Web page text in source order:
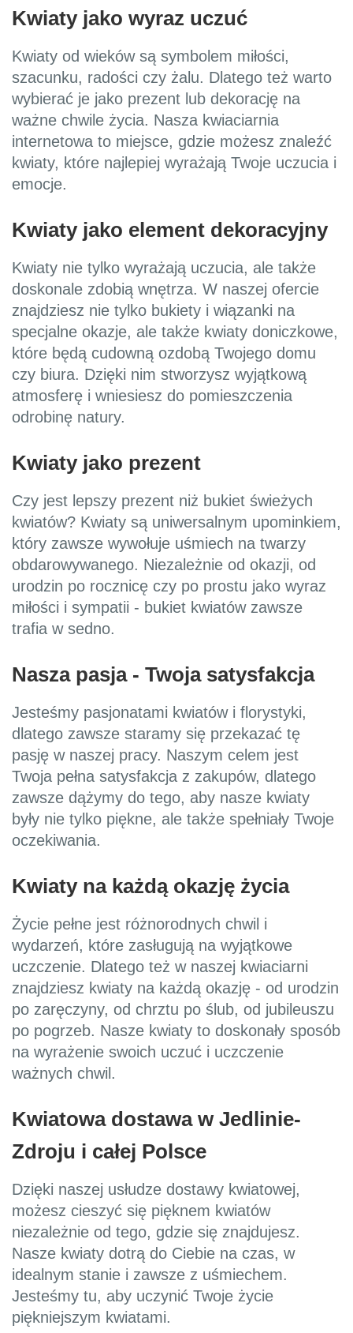
Kwiaty jako wyraz uczuć
Kwiaty od wieków są symbolem miłości,
szacunku, radości czy żalu. Dlatego też warto
wybierać je jako prezent lub dekorację na
ważne chwile życia. Nasza kwiaciarnia
internetowa to miejsce, gdzie możesz znaleźć
kwiaty, które najlepiej wyrażają Twoje uczucia i
emocje.
Kwiaty jako element dekoracyjny
Kwiaty nie tylko wyrażają uczucia, ale także
doskonale zdobią wnętrza. W naszej ofercie
znajdziesz nie tylko bukiety i wiązanki na
specjalne okazje, ale także kwiaty doniczkowe,
które będą cudowną ozdobą Twojego domu
czy biura. Dzięki nim stworzysz wyjątkową
atmosferę i wniesiesz do pomieszczenia
odrobinę natury.
Kwiaty jako prezent
Czy jest lepszy prezent niż bukiet świeżych
kwiatów? Kwiaty są uniwersalnym upominkiem,
który zawsze wywołuje uśmiech na twarzy
obdarowywanego. Niezależnie od okazji, od
urodzin po rocznicę czy po prostu jako wyraz
miłości i sympatii - bukiet kwiatów zawsze
trafia w sedno.
Nasza pasja - Twoja satysfakcja
Jesteśmy pasjonatami kwiatów i florystyki,
dlatego zawsze staramy się przekazać tę
pasję w naszej pracy. Naszym celem jest
Twoja pełna satysfakcja z zakupów, dlatego
zawsze dążymy do tego, aby nasze kwiaty
były nie tylko piękne, ale także spełniały Twoje
oczekiwania.
Kwiaty na każdą okazję życia
Życie pełne jest różnorodnych chwil i
wydarzeń, które zasługują na wyjątkowe
uczczenie. Dlatego też w naszej kwiaciarni
znajdziesz kwiaty na każdą okazję - od urodzin
po zaręczyny, od chrztu po ślub, od jubileuszu
po pogrzeb. Nasze kwiaty to doskonały sposób
na wyrażenie swoich uczuć i uczczenie
ważnych chwil.
Kwiatowa dostawa w Jedlinie-
Zdroju i całej Polsce
Dzięki naszej usłudze dostawy kwiatowej,
możesz cieszyć się pięknem kwiatów
niezależnie od tego, gdzie się znajdujesz.
Nasze kwiaty dotrą do Ciebie na czas, w
idealnym stanie i zawsze z uśmiechem.
Jesteśmy tu, aby uczynić Twoje życie
piękniejszym kwiatami.